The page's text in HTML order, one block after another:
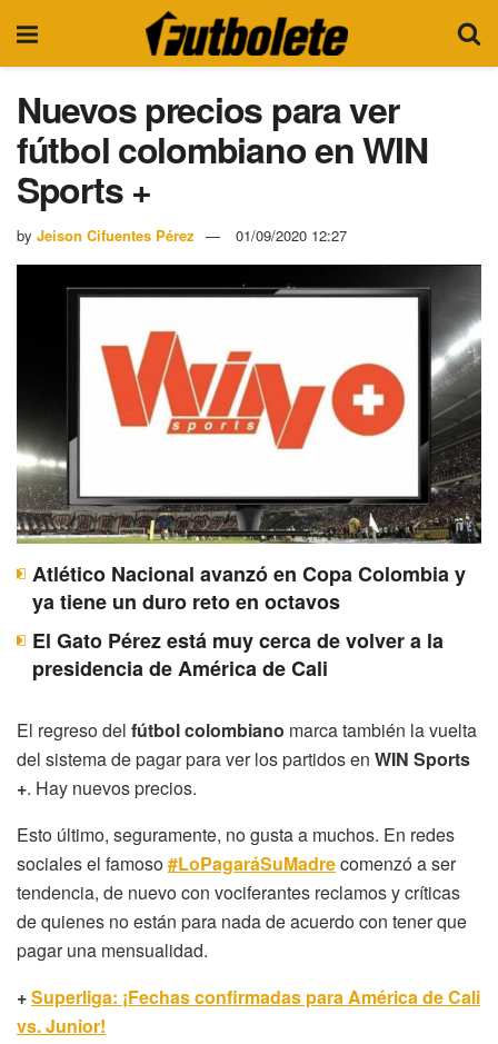
Nuevos precios para ver
fútbol colombiano en WIN
Sports +
by Jeison Cifuentes Pérez 01/09/2020 12:27
Atlético Nacional avanzó en Copa Colombia y
ya tiene un duro reto en octavos
El Gato Pérez está muy cerca de volver a la
presidencia de América de Cali
El regreso del fútbol colombiano marca también la vuelta
del sistema de pagar para ver los partidos en WIN Sports
+. Hay nuevos precios.
Esto último, seguramente, no gusta a muchos. En redes
sociales el famoso#LoPagaráSuMadrecomenzó a ser
tendencia, de nuevo con vociferantes reclamos y críticas
de quienes no están para nada de acuerdo con tener que
pagar una mensualidad.
+Superliga: ¡Fechas confirmadas para América de Cali
vs. Junior!